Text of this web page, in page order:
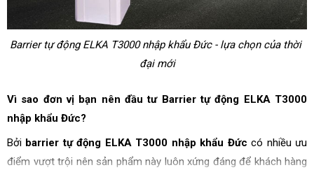
Barrier tự động ELKA T3000 nhập khẩu Đức - lựa chọn của thời
đại mới
Vì sao đơn vị bạn nên đầu tư Barrier tự động ELKA T3000
nhập khẩu Đức?
Bởi barrier tự động ELKA T3000 nhập khẩu Đức có nhiều ưu
điểm vượt trội nên sản phẩm này luôn xứng đáng để khách hàng